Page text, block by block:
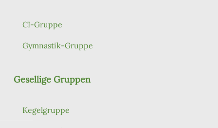
CI-Gruppe
Gymnastik-Gruppe
Gesellige Gruppen
Kegelgruppe